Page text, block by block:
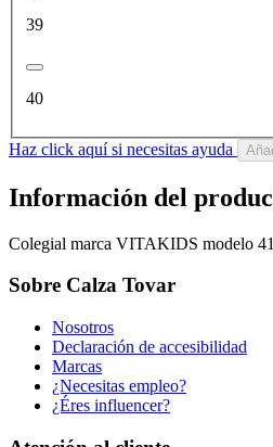
39
40
Haz click aquí si necesitas ayuda
Información del
Colegial marca VITAKIDS modelo
Sobre Calza Tovar
Nosotros
Declaración de accesibilidad
Marcas
¿Necesitas empleo?
¿Éres influencer?